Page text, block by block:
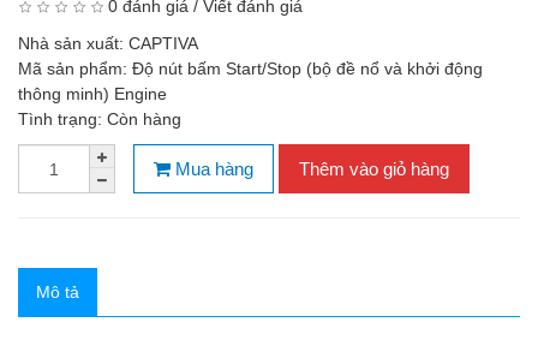
0 đánh giá / Viết đánh giá
Nhà sản xuất: CAPTIVA
Mã sản phẩm: Độ nút bấm Start/Stop (bộ đề nổ và khởi động
thông minh) Engine
Tình trạng: Còn hàng
Mua hàng Thêm vào giỏ hàng
Mô tả